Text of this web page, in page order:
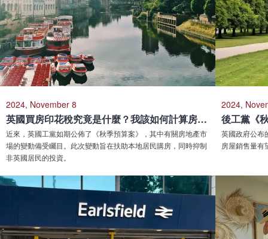
2024, November 8
英國買房印花稅究竟是什麼？我該如何計算房產的印花稅？
近來，英國工黨如期公佈了《秋季預算案》，其中有關房地產市
場的變動備受矚目。此次變動旨在扶助本地居民購房，同時抑制
非英國居民的投資。
2024,
英國政府公布
房屋銷售量有